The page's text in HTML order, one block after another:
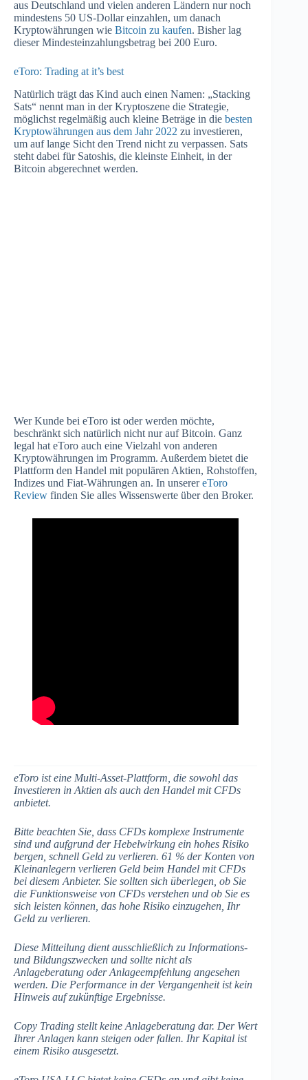
aus Deutschland und vielen anderen Ländern nur noch
mindestens 50 US-Dollar einzahlen, um danach
Kryptowährungen wie Bitcoin zu kaufen. Bisher lag
dieser Mindesteinzahlungsbetrag bei 200 Euro.
eToro: Trading at it’s best
Natürlich trägt das Kind auch einen Namen: „Stacking
Sats“ nennt man in der Kryptoszene die Strategie,
möglichst regelmäßig auch kleine Beträge in die besten
Kryptowährungen aus dem Jahr 2022 zu investieren,
um auf lange Sicht den Trend nicht zu verpassen. Sats
steht dabei für Satoshis, die kleinste Einheit, in der
Bitcoin abgerechnet werden.
Wer Kunde bei eToro ist oder werden möchte,
beschränkt sich natürlich nicht nur auf Bitcoin. Ganz
legal hat eToro auch eine Vielzahl von anderen
Kryptowährungen im Programm. Außerdem bietet die
Plattform den Handel mit populären Aktien, Rohstoffen,
Indizes und Fiat-Währungen an. In unserereToro
Review finden Sie alles Wissenswerte über den Broker.
eToro ist eine Multi-Asset-Plattform, die sowohl das
Investieren in Aktien als auch den Handel mit CFDs
anbietet.
Bitte beachten Sie, dass CFDs komplexe Instrumente
sind und aufgrund der Hebelwirkung ein hohes Risiko
bergen, schnell Geld zu verlieren. 61 % der Konten von
Kleinanlegern verlieren Geld beim Handel mit CFDs
bei diesem Anbieter. Sie sollten sich überlegen, ob Sie
die Funktionsweise von CFDs verstehen und ob Sie es
sich leisten können, das hohe Risiko einzugehen, Ihr
Geld zu verlieren.
Diese Mitteilung dient ausschließlich zu Informations-
und Bildungszwecken und sollte nicht als
Anlageberatung oder Anlageempfehlung angesehen
werden. Die Performance in der Vergangenheit ist kein
Hinweis auf zukünftige Ergebnisse.
Copy Trading stellt keine Anlageberatung dar. Der Wert
Ihrer Anlagen kann steigen oder fallen. Ihr Kapital ist
einem Risiko ausgesetzt.